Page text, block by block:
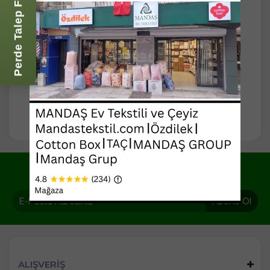
Yeni ve indirimli ürünlerden haberdar olun !
Abone Ol
ALIŞVERİŞ
Perde Talep Formu